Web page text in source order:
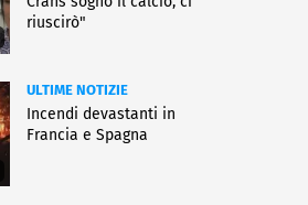
riuscirò"
ULTIME NOTIZIE
Incendi devastanti in
Francia e Spagna